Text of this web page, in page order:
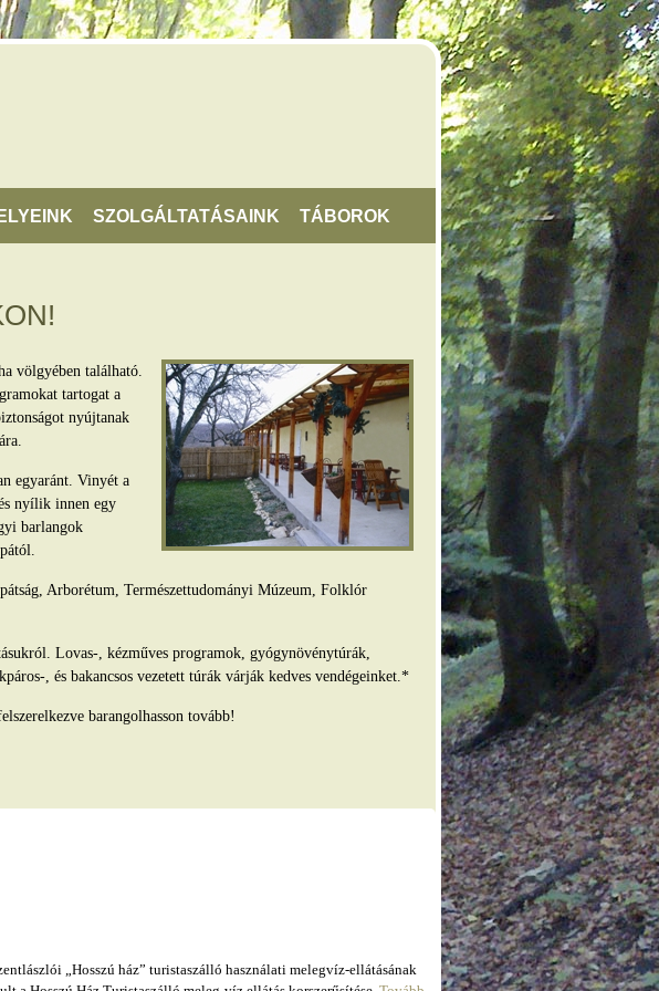
SZOLGÁLTATÁSAINK TÁBOROK
völgyében található.
tartogat a
nyújtanak
egyaránt. Vinyét a
nyílik innen egy
barlangok
Arborétum, Természettudományi Múzeum, Folklór
Lovas-, kézműves programok, gyógynövénytúrák,
, és bakancsos vezetett túrák várják kedves vendégeinket.*
barangolhasson tovább!
„Hosszú ház” turistaszálló használati melegvíz-ellátásának